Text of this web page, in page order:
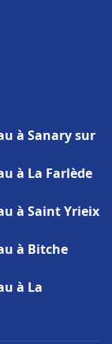
à Sanary sur
à La Farlède
à Saint Yrieix
à Bitche
à La